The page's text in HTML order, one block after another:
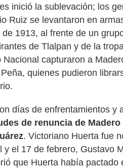
inició la sublevación; los
Ruiz se levantaron en
de 1913, al frente de un
de Tlalpan y de la
Nacional capturaron a
quienes pudieron
días de enfrentamientos y
de renuncia de Madero
. Victoriano Huerta fue
y el 17 de febrero, Gustavo
que Huerta había